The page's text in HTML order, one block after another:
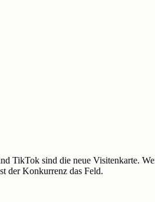
TikTok sind die neue Visitenkarte.
der Konkurrenz das Feld.